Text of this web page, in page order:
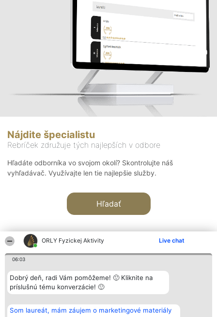
ORLY Fyzickej Aktivity Live chat
06:03
Dobrý deň, radi Vám pomôžeme! 🙂 Kliknite na
príslušnú tému konverzácie! 🙂
Som laureát, mám záujem o marketingové materiály
Nájdite špecialistu
Rebríček združuje tých najlepších v odbore
Hľadáte odborníka vo svojom okolí? Skontrolujte náš
vyhľadávač. Využívajte len tie najlepšie služby.
Hľadať
Organizátor hodnotenia
Bright Side Solutions sp. z o.
o. sp. k.
Wrocław 50-079
KRS 0000749100 | Regon
Hodnotenie
Laureáti
Lista
Laureatów
Podmienky
Kontakt
Kontakt